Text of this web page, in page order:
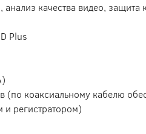
качества видео, защита
Plus
(по коаксиальному кабелю
и регистратором)